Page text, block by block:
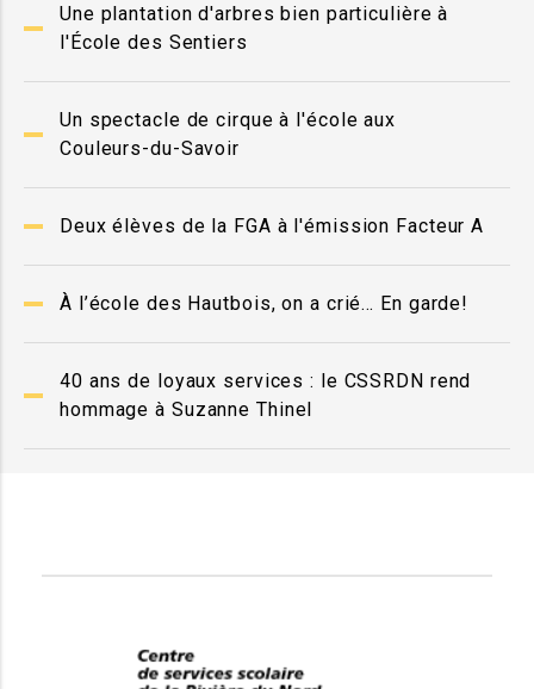
Une plantation d'arbres bien particulière à
l'École des Sentiers
Un spectacle de cirque à l'école aux
Couleurs-du-Savoir
Deux élèves de la FGA à l'émission Facteur A
À l’école des Hautbois, on a crié… En garde!
40 ans de loyaux services : le CSSRDN rend
hommage à Suzanne Thinel